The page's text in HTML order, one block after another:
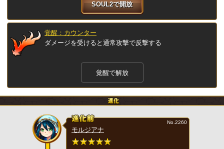
SOUL2で開放
覚醒：カウンター
ダメージを受けると通常攻撃で反撃する
覚醒で解放
モルジアナ
No.2260